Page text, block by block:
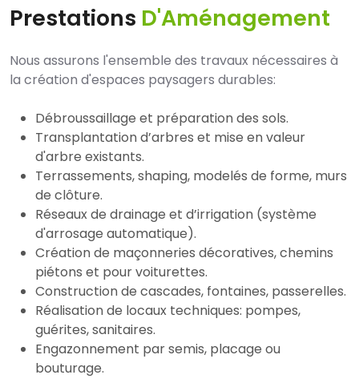
Prestations D'Aménagement
Nous assurons l'ensemble des travaux nécessaires à
la création d'espaces paysagers durables:
Débroussaillage et préparation des sols.
Transplantation d’arbres et mise en valeur
d'arbre existants.
Terrassements, shaping, modelés de forme, murs
de clôture.
Réseaux de drainage et d’irrigation (système
d'arrosage automatique).
Création de maçonneries décoratives, chemins
piétons et pour voiturettes.
Construction de cascades, fontaines, passerelles.
Réalisation de locaux techniques: pompes,
guérites, sanitaires.
Engazonnement par semis, placage ou
bouturage.